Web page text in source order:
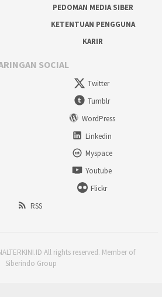
PEDOMAN MEDIA SIBER
KETENTUAN PENGGUNA
KARIR
SOCIAL
Twitter
Tumblr
WordPress
Linkedin
Myspace
Youtube
Flickr
RSS
All rights reserved. Member of
Siberindo Group